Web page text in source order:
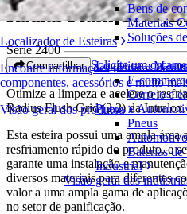
Localizador de Esteiras
Encontre informações técnicas
componentes, acessórios e muito
Visão geral dos produtos
Bens de
Materiais
Soluções
Logística e
E-
Correio e
Pneus e
Pneus
Automotivo
Baterias
Industrial
Visão geral das
Radius Flush Grid
Série 2400
Compartilhar Solicite um
Otimize a limpeza e acelere o
Radius Flush Grid (2.2) da Intralox.
Esta esteira possui uma ampla
resfriamento rápido do produto, e
garante uma instalação e
diversos materiais para diferentes
valor a uma ampla gama de
no setor de panificação.